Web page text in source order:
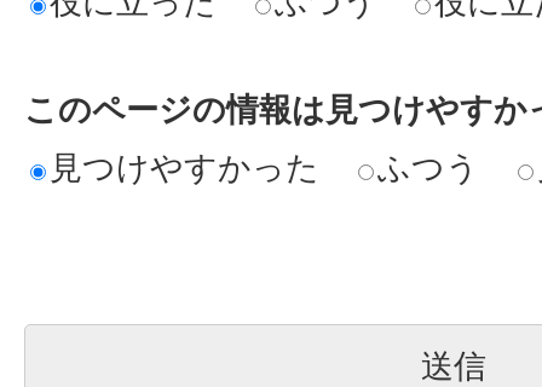
このページの情報は見つけやすか
見つけやすかった
ふつう